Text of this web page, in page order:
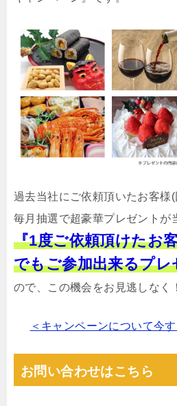
過去当社にご依頼頂いたお客様(
毎月抽選で超豪華プレゼントが
『1度ご依頼頂けたお
でもご参加出来るプレ
ので、この機会をお見逃しなく！
＜キャンペーンについて今
お問い合わせはこちら